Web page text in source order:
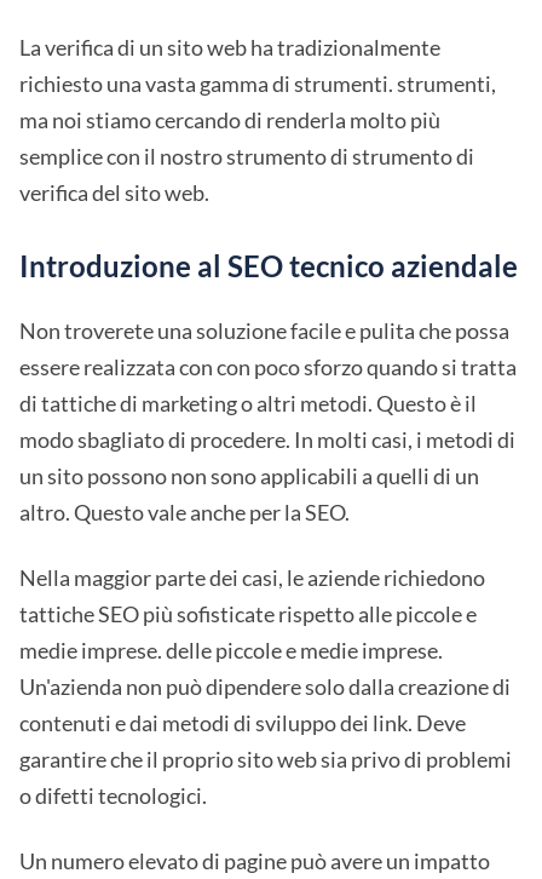
La verifica di un sito web ha tradizionalmente
richiesto una vasta gamma di strumenti. strumenti,
ma noi stiamo cercando di renderla molto più
semplice con il nostro strumento di strumento di
verifica del sito web.
Introduzione al SEO tecnico aziendale
Non troverete una soluzione facile e pulita che possa
essere realizzata con con poco sforzo quando si tratta
di tattiche di marketing o altri metodi. Questo è il
modo sbagliato di procedere. In molti casi, i metodi di
un sito possono non sono applicabili a quelli di un
altro. Questo vale anche per la SEO.
Nella maggior parte dei casi, le aziende richiedono
tattiche SEO più sofisticate rispetto alle piccole e
medie imprese. delle piccole e medie imprese.
Un'azienda non può dipendere solo dalla creazione di
contenuti e dai metodi di sviluppo dei link. Deve
garantire che il proprio sito web sia privo di problemi
o difetti tecnologici.
Un numero elevato di pagine può avere un impatto